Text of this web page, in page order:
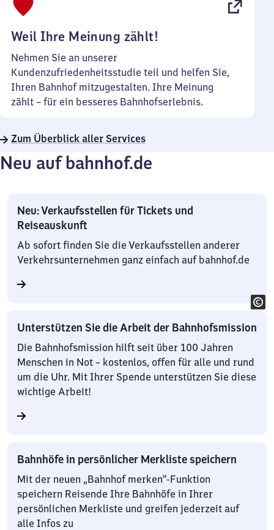
Weil Ihre Meinung zählt!
Nehmen Sie an unserer
Kundenzufriedenheitsstudie teil und helfen Sie,
Ihren Bahnhof mitzugestalten. Ihre Meinung
zählt – für ein besseres Bahnhofserlebnis.
Zum Überblick aller Services
Neu auf bahnhof.de
Neu: Verkaufsstellen für Tickets und
Reiseauskunft
Ab sofort finden Sie die Verkaufsstellen anderer
Verkehrsunternehmen ganz einfach auf bahnhof.de
Unterstützen Sie die Arbeit der Bahnhofsmission
Die Bahnhofsmission hilft seit über 100 Jahren
Menschen in Not – kostenlos, offen für alle und rund
um die Uhr. Mit Ihrer Spende unterstützen Sie diese
wichtige Arbeit!
Bahnhöfe in persönlicher Merkliste speichern
Mit der neuen „Bahnhof merken“-Funktion
speichern Reisende Ihre Bahnhöfe in Ihrer
persönlichen Merkliste und greifen jederzeit auf
alle Infos zu